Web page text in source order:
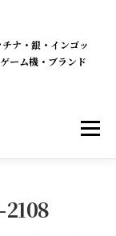
ナ・銀・インゴッ
ーム機・ブランド
メニ